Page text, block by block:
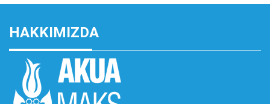
HAKKIMIZDA